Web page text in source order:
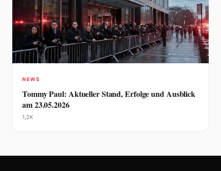
NEWS
Tommy Paul: Aktueller Stand, Erfolge und Ausblick
am 23.05.2026
1,2K